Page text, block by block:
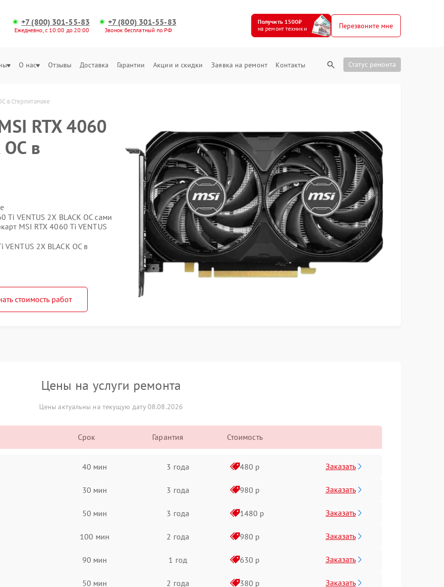
+7 (800) 301-55-83
Ежедневно, с 10:00 до 20:00
+7 (800) 301-55-83
Звонок бесплатный по РФ
Получить 1500₽
на ремонт техники
Перезвоните мне
О нас Отзывы Доставка Гарантии Акции и скидки Заявка на ремонт Контакты Статус ремонта
в Стерлитамаке
RTX 4060
в
Ti VENTUS 2X BLACK OC сами
MSI RTX 4060 Ti VENTUS
2X BLACK OC в
стоимость работ
Цены на услуги ремонта
Цены актуальны на текущую дату 08.08.2026
Срок Гарантия Стоимость
40 мин 3 года 480 р Заказать
30 мин 3 года 980 р Заказать
50 мин 3 года 1480 р Заказать
100 мин 2 года 980 р Заказать
90 мин 1 год 630 р Заказать
50 мин 2 года 380 р Заказать